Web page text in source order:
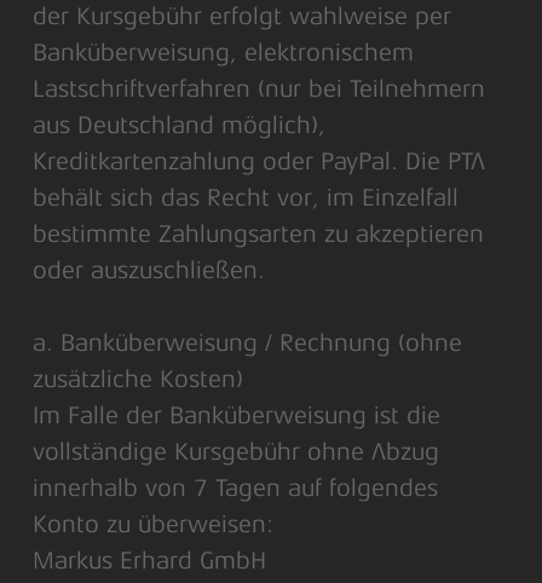
der Kursgebühr erfolgt wahlweise per
Banküberweisung, elektronischem
Lastschriftverfahren (nur bei Teilnehmern
aus Deutschland möglich),
Kreditkartenzahlung oder PayPal. Die PTA
behält sich das Recht vor, im Einzelfall
bestimmte Zahlungsarten zu akzeptieren
oder auszuschließen.
a. Banküberweisung / Rechnung (ohne
zusätzliche Kosten)
Im Falle der Banküberweisung ist die
vollständige Kursgebühr ohne Abzug
innerhalb von 7 Tagen auf folgendes
Konto zu überweisen:
Markus Erhard GmbH